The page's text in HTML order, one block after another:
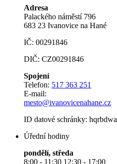
Adresa
Palackého náměstí 796
683 23 Ivanovice na Hané
IČ: 00291846
DIČ: CZ00291846
Spojení
Telefon: 517 363 251
E-mail:
mesto@ivanovicenahane.cz
ID datové schránky: hqrbdwa
Úřední hodiny
pondělí, středa
8:00 - 11:30 12:30 - 17:00